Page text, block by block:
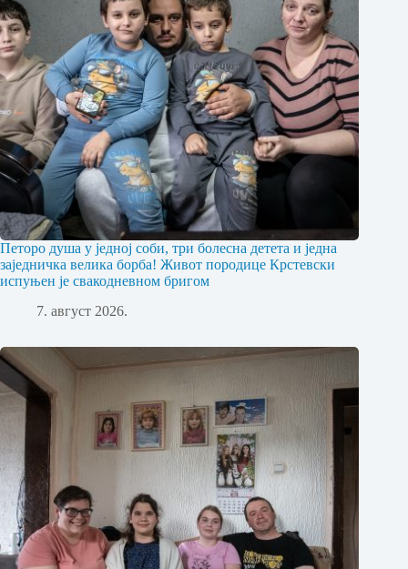
Петоро душа у једној соби, три болесна детета и једна
заједничка велика борба! Живот породице Крстевски
испуњен је свакодневном бригом
7. август 2026.